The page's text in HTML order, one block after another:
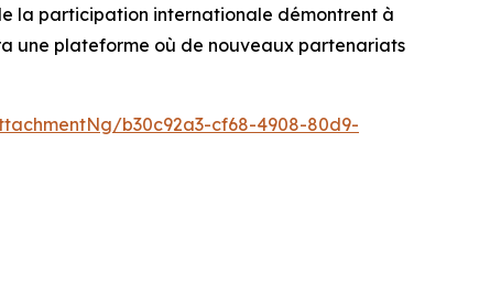
la participation internationale démontrent à
une plateforme où de nouveaux partenariats
b30c92a3-cf68-4908-80d9-